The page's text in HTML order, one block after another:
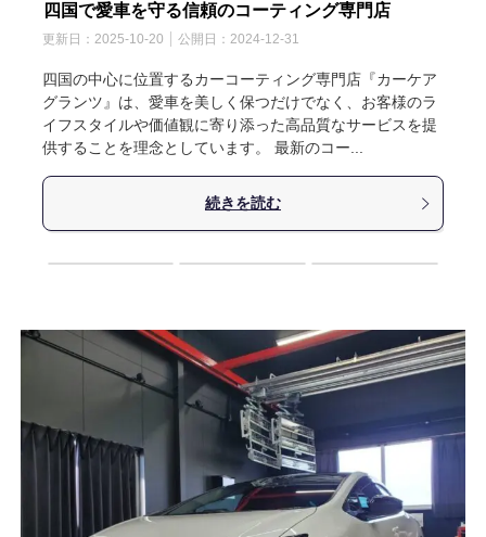
四国で愛車を守る信頼のコーティング専門店
更新日： 2025-10-20 公開日： 2024-12-31
四国の中心に位置するカーコーティング専門店『カーケア
グランツ』は、愛車を美しく保つだけでなく、お客様のラ
イフスタイルや価値観に寄り添った高品質なサービスを提
供することを理念としています。 最新のコー...
続きを読む